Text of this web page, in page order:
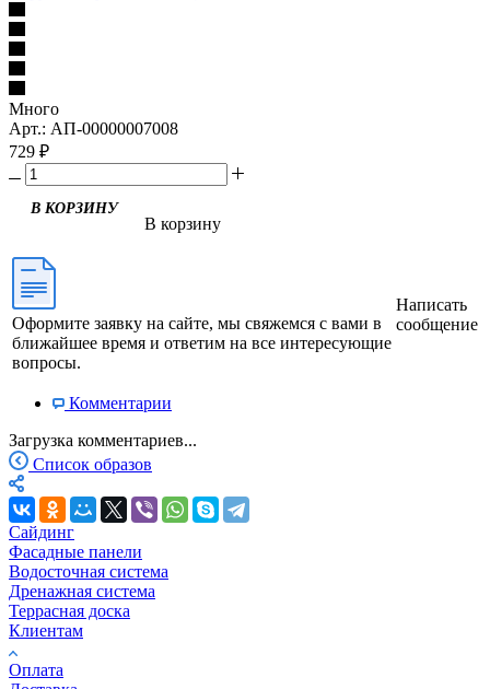
Много
Арт.: АП-00000007008
729 ₽
В КОРЗИНУ
В корзину
Оформите заявку на сайте, мы свяжемся с вами в
ближайшее время и ответим на все интересующие
вопросы.
Написать
сообщение
Комментарии
Загрузка комментариев...
Список образов
Сайдинг
Фасадные панели
Водосточная система
Дренажная система
Террасная доска
Клиентам
Оплата